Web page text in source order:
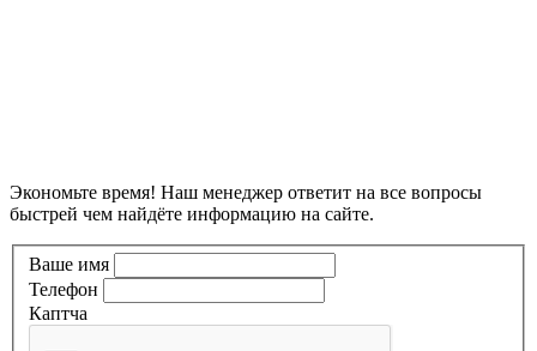
Экономьте время! Наш менеджер ответит на все вопросы
быстрей чем найдёте информацию на сайте.
Ваше имя
Телефон
Каптча